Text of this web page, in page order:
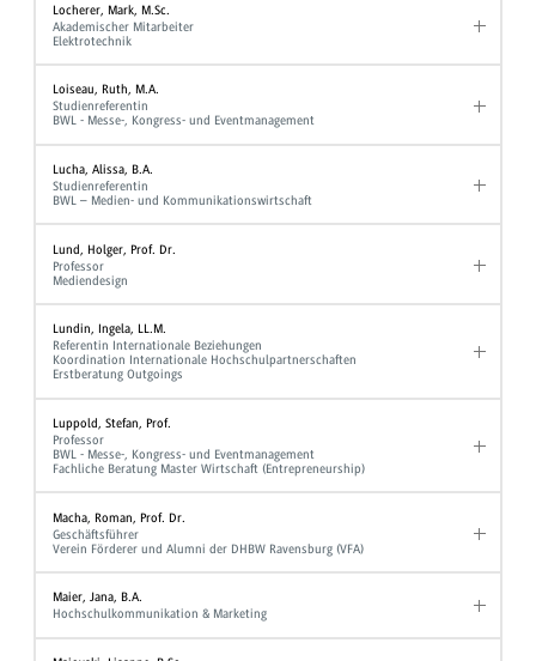
Locherer, Mark, M.Sc.
Akademischer Mitarbeiter
Elektrotechnik
Loiseau, Ruth, M.A.
Studienreferentin
BWL - Messe-, Kongress- und Eventmanagement
Lucha, Alissa, B.A.
Studienreferentin
BWL – Medien- und Kommunikationswirtschaft
Lund, Holger, Prof. Dr.
Professor
Mediendesign
Lundin, Ingela, LL.M.
Referentin Internationale Beziehungen
Koordination Internationale Hochschulpartnerschaften
Erstberatung Outgoings
Luppold, Stefan, Prof.
Professor
BWL - Messe-, Kongress- und Eventmanagement
Fachliche Beratung Master Wirtschaft (Entrepreneurship)
Macha, Roman, Prof. Dr.
Geschäftsführer
Verein Förderer und Alumni der DHBW Ravensburg (VFA)
Maier, Jana, B.A.
Hochschulkommunikation & Marketing